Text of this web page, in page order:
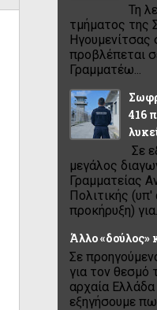
Τη
τμήματος της
Ηγουμενίτσας
προβλέπεται
Γραμματέω...
416
Σε
μεγάλος
Γραμματείας
Πολιτικής
προκήρυξη)
Άλλο «δούλος»
Σε
για τον θεσμό
αρχαία
εξηγήσουμε